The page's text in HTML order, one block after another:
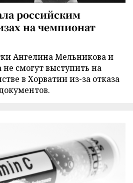
российским
на чемпионат
Ангелина Мельникова и
смогут выступить на
в Хорватии из-за отказа